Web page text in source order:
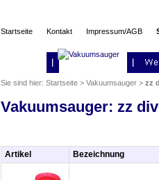
Startseite Kontakt Impressum/AGB
Sie sind hier: Startseite > Vakuumsauger > zz
Vakuumsauger: zz
Artikel Bezeichnung